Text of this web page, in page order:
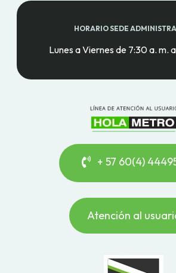
HORARIO SEDE
Lunes a Viernes de 7:30 a. m.
+ 57 60(4)
Atención al